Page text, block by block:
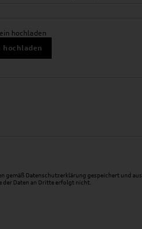
hochladen
hochladen
gemäß Datenschutzerklärung gespeichert und
der Daten an Dritte erfolgt nicht.